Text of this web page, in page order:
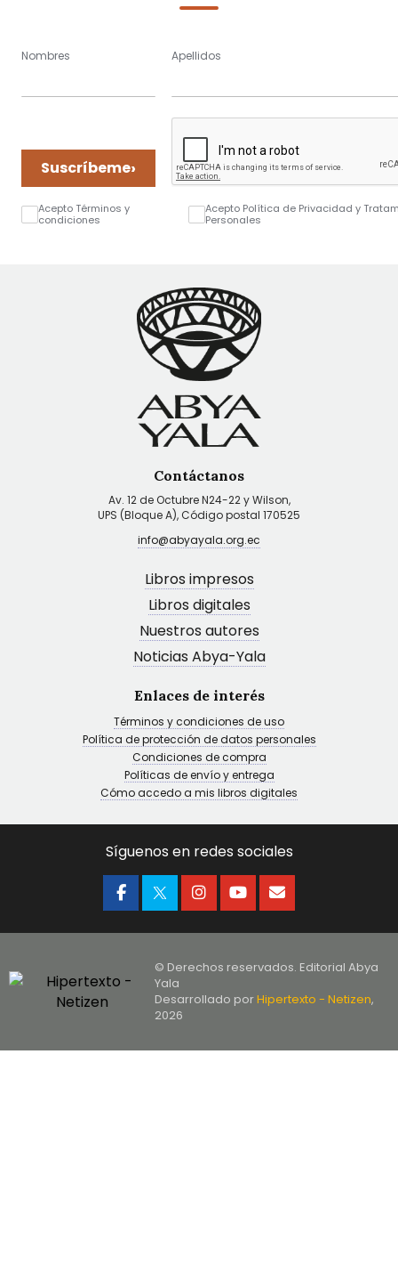
Nombres Apellidos
Suscríbeme›
Acepto Términos y
condiciones
Acepto Política de Privacidad y
Personales
Contáctanos
Av. 12 de Octubre N24-22 y Wilson,
UPS (Bloque A), Código postal 170525
info@abyayala.org.ec
Libros impresos
Libros digitales
Nuestros autores
Noticias Abya-Yala
Enlaces de interés
Términos y condiciones de uso
Política de protección de datos personales
Condiciones de compra
Políticas de envío y entrega
Cómo accedo a mis libros digitales
Síguenos en redes sociales
© Derechos reservados. Editorial Abya
Yala
Desarrollado porHipertexto - Netizen,
2026